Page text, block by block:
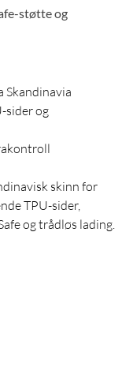
støtte og
Skandinavia
sider og
skinn for
TPU-sider,
og trådløs lading.